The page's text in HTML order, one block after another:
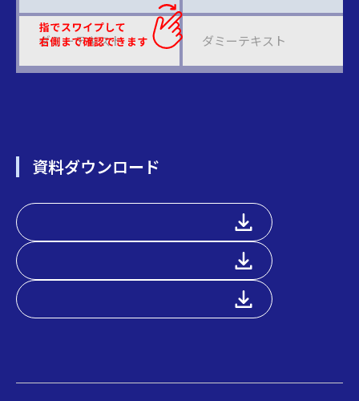
ダミーテキスト ダミーテキスト
資料ダウンロード